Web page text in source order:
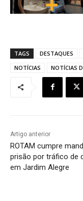
TAGS DESTAQUES
NOTÍCIAS
NOTÍCIAS
Artigo anterior
ROTAM cumpre
prisão por tráfico de
em Jardim Alegre